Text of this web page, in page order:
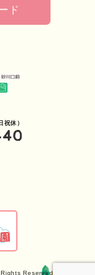
ド
休）
Reserved.